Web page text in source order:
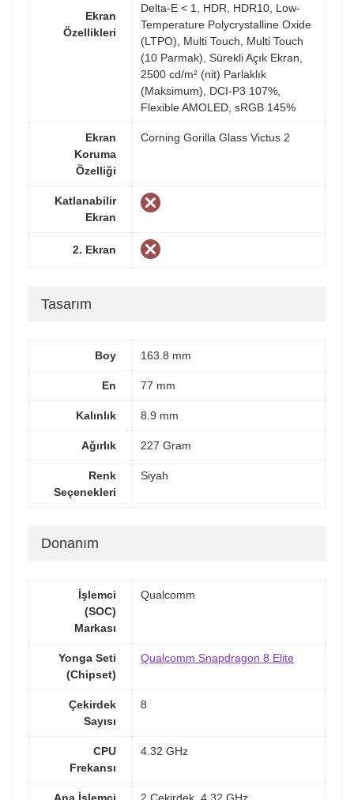
Ekran
Özellikleri
Delta-E < 1, HDR, HDR10, Low-
Temperature Polycrystalline Oxide
(LTPO), Multi Touch, Multi Touch
(10 Parmak), Sürekli Açık Ekran,
2500 cd/m² (nit) Parlaklık
(Maksimum), DCI-P3 107%,
Flexible AMOLED, sRGB 145%
Ekran
Koruma
Özelliği
Corning Gorilla Glass Victus 2
Katlanabilir
Ekran
2. Ekran
Tasarım
Boy 163.8 mm
En 77 mm
Kalınlık 8.9 mm
Ağırlık 227 Gram
Renk
Seçenekleri
Siyah
Donanım
İşlemci
(SOC)
Markası
Qualcomm
Yonga Seti
(Chipset)
Qualcomm Snapdragon 8 Elite
Çekirdek
Sayısı
8
CPU
Frekansı
4.32 GHz
Ana İşlemci 2 Çekirdek, 4.32 GHz